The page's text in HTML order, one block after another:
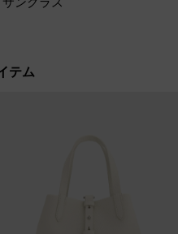
テム